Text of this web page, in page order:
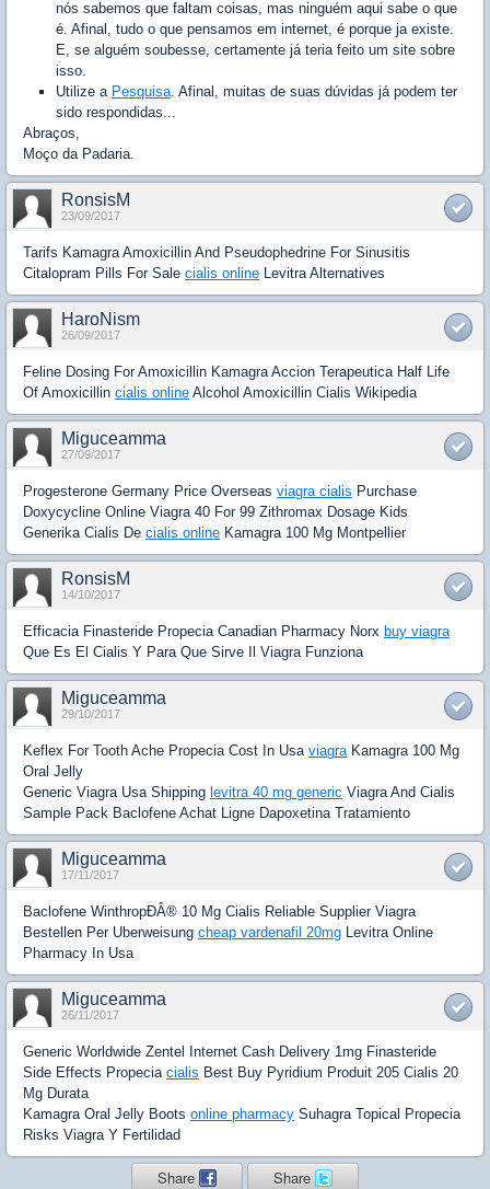
nós sabemos que faltam coisas, mas ninguém aqui sabe o que
é. Afinal, tudo o que pensamos em internet, é porque ja existe.
E, se alguém soubesse, certamente já teria feito um site sobre
isso.
Utilize a Pesquisa. Afinal, muitas de suas dúvidas já podem ter
sido respondidas...
Abraços,
Moço da Padaria.
RonsisM
23/09/2017
Tarifs Kamagra Amoxicillin And Pseudophedrine For Sinusitis
Citalopram Pills For Sale cialis online Levitra Alternatives
HaroNism
26/09/2017
Feline Dosing For Amoxicillin Kamagra Accion Terapeutica Half Life
Of Amoxicillin cialis online Alcohol Amoxicillin Cialis Wikipedia
Miguceamma
27/09/2017
Progesterone Germany Price Overseas viagra cialis Purchase
Doxycycline Online Viagra 40 For 99 Zithromax Dosage Kids
Generika Cialis De cialis online Kamagra 100 Mg Montpellier
RonsisM
14/10/2017
Efficacia Finasteride Propecia Canadian Pharmacy Norx buy viagra
Que Es El Cialis Y Para Que Sirve Il Viagra Funziona
Miguceamma
29/10/2017
Keflex For Tooth Ache Propecia Cost In Usa viagraKamagra 100 Mg
Oral Jelly
Generic Viagra Usa Shipping levitra 40 mg generic Viagra And Cialis
Sample Pack Baclofene Achat Ligne Dapoxetina Tratamiento
Miguceamma
17/11/2017
Baclofene WinthropÐÂ® 10 Mg Cialis Reliable Supplier Viagra
Bestellen Per Uberweisung cheap vardenafil 20mg Levitra Online
Pharmacy In Usa
Miguceamma
26/11/2017
Generic Worldwide Zentel Internet Cash Delivery 1mg Finasteride
Side Effects Propecia cialis Best Buy Pyridium Produit 205 Cialis 20
Mg Durata
Kamagra Oral Jelly Boots online pharmacy Suhagra Topical Propecia
Risks Viagra Y Fertilidad
Share Share